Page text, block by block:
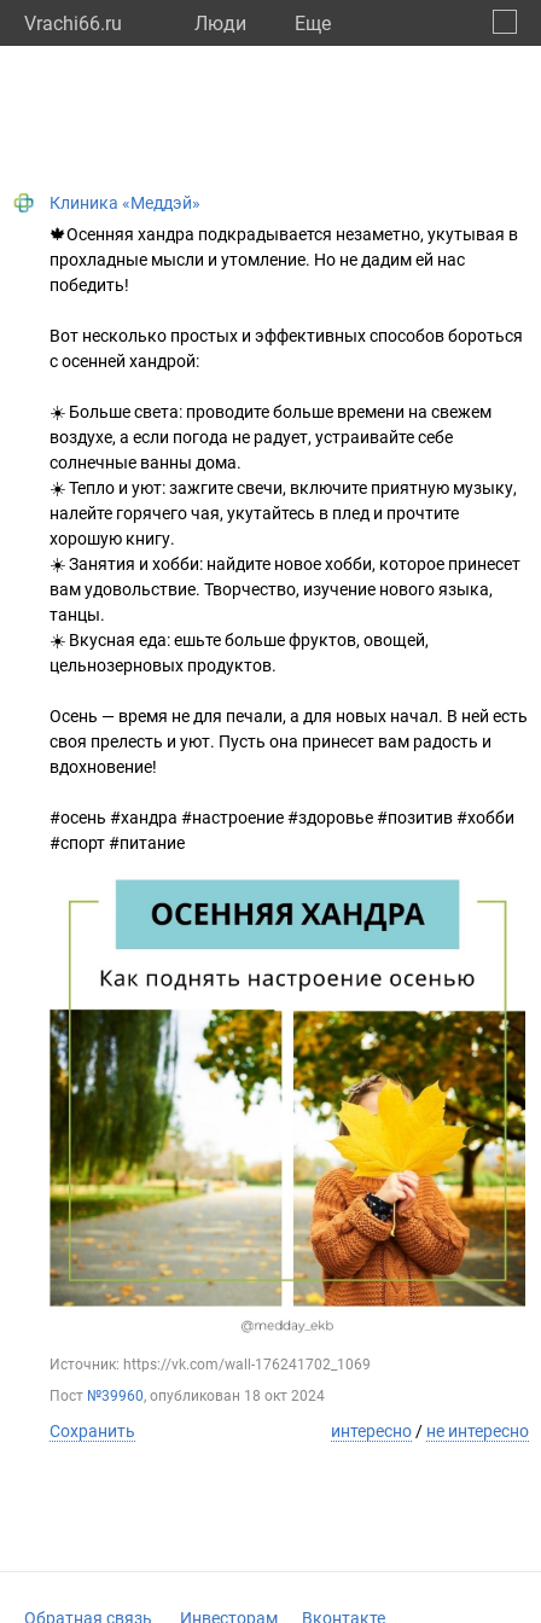
Vrachi66.ru Люди Eще
Клиника «Меддэй»
🍁Осенняя хандра подкрадывается незаметно, укутывая в
прохладные мысли и утомление. Но не дадим ей нас
победить!
Вот несколько простых и эффективных способов бороться
с осенней хандрой:
☀️ Больше света: проводите больше времени на свежем
воздухе, а если погода не радует, устраивайте себе
солнечные ванны дома.
☀️ Тепло и уют: зажгите свечи, включите приятную музыку,
налейте горячего чая, укутайтесь в плед и прочтите
хорошую книгу.
☀️ Занятия и хобби: найдите новое хобби, которое принесет
вам удовольствие. Творчество, изучение нового языка,
танцы.
☀️ Вкусная еда: ешьте больше фруктов, овощей,
цельнозерновых продуктов.
Осень — время не для печали, а для новых начал. В ней есть
своя прелесть и уют. Пусть она принесет вам радость и
вдохновение!
#осень #хандра #настроение #здоровье #позитив #хобби
#спорт #питание
Источник: https://vk.com/wall-176241702_1069
Пост №39960, опубликован 18 окт 2024
Сохранить интересно / не интересно
Обратная связь Инвесторам Вконтакте